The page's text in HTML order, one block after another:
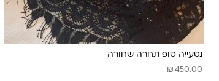
נטעייה טופ תחרה שחורה
₪ 450.00